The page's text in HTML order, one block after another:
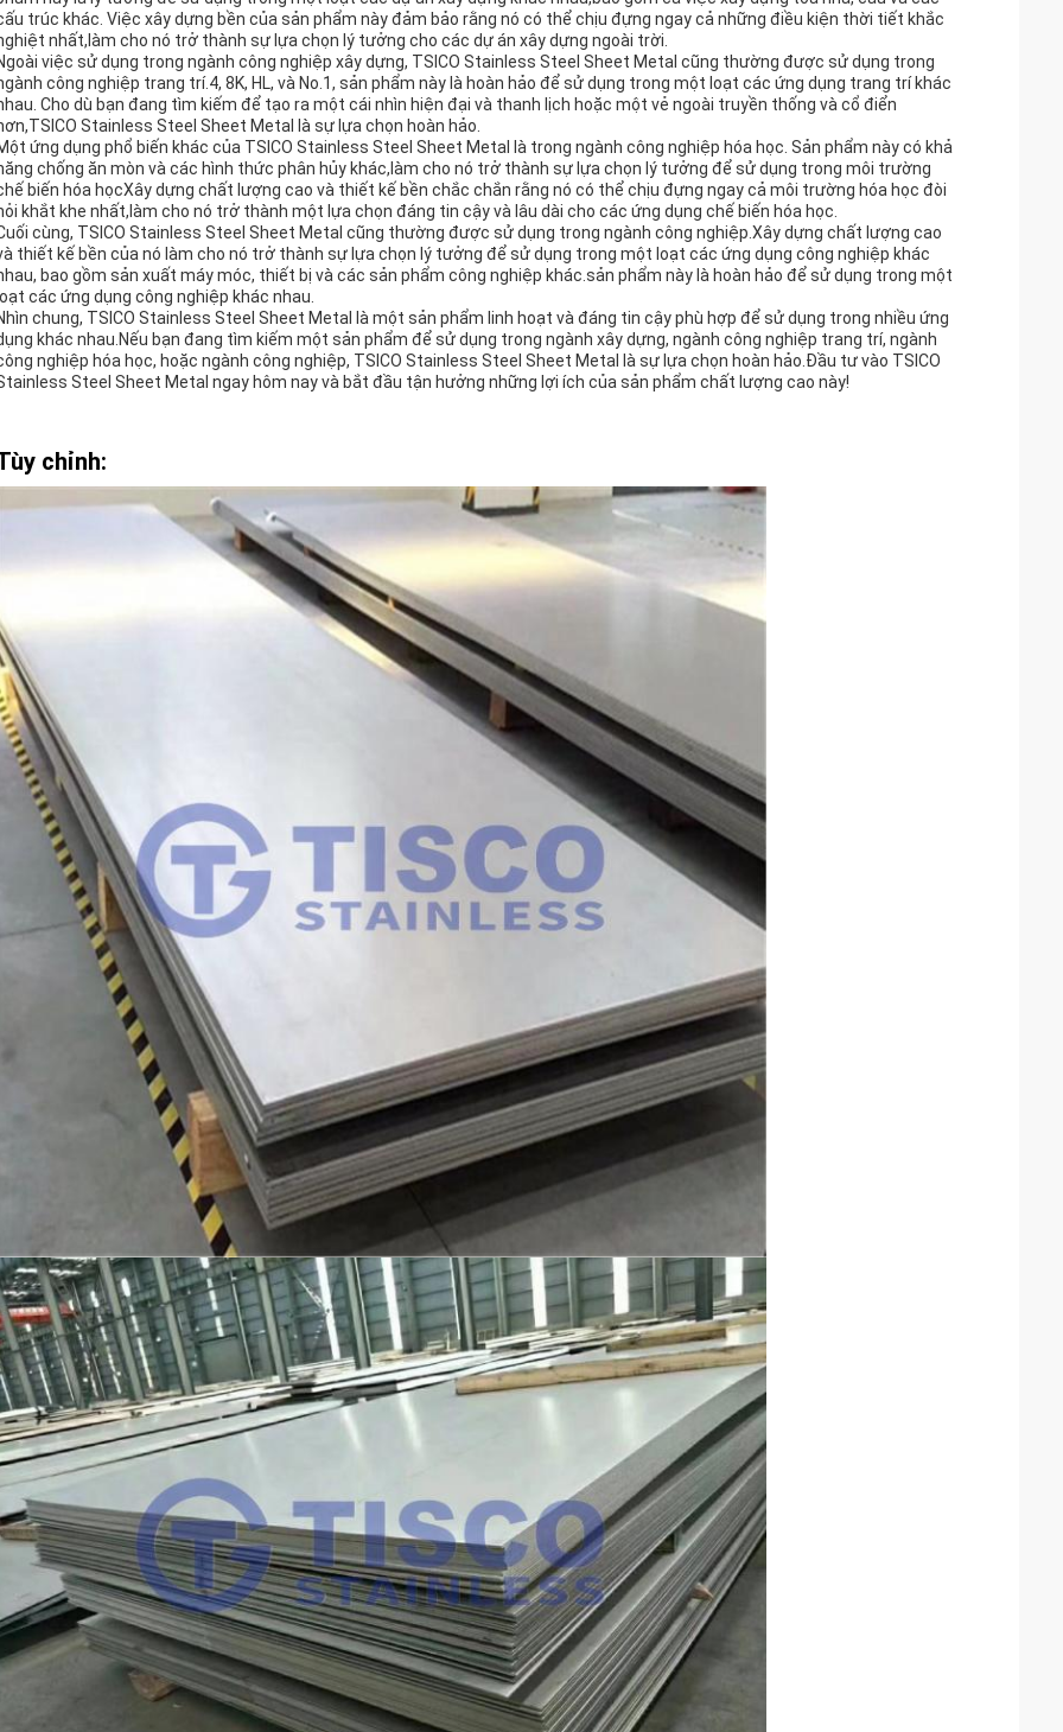
trúc khác. Việc xây dựng bền của sản phẩm này đảm bảo rằng nó có thể chịu đựng ngay cả những điều kiện thời tiết khắc
nhất,làm cho nó trở thành sự lựa chọn lý tưởng cho các dự án xây dựng ngoài trời.
việc sử dụng trong ngành công nghiệp xây dựng, TSICO Stainless Steel Sheet Metal cũng thường được sử dụng trong
công nghiệp trang trí.4, 8K, HL, và No.1, sản phẩm này là hoàn hảo để sử dụng trong một loạt các ứng dụng trang trí khác
Cho dù bạn đang tìm kiếm để tạo ra một cái nhìn hiện đại và thanh lịch hoặc một vẻ ngoài truyền thống và cổ điển
Stainless Steel Sheet Metal là sự lựa chọn hoàn hảo.
ứng dụng phổ biến khác của TSICO Stainless Steel Sheet Metal là trong ngành công nghiệp hóa học. Sản phẩm này có khả
chống ăn mòn và các hình thức phân hủy khác,làm cho nó trở thành sự lựa chọn lý tưởng để sử dụng trong môi trường
biến hóa họcXây dựng chất lượng cao và thiết kế bền chắc chắn rằng nó có thể chịu đựng ngay cả môi trường hóa học đòi
khắt khe nhất,làm cho nó trở thành một lựa chọn đáng tin cậy và lâu dài cho các ứng dụng chế biến hóa học.
cùng, TSICO Stainless Steel Sheet Metal cũng thường được sử dụng trong ngành công nghiệp.Xây dựng chất lượng cao
thiết kế bền của nó làm cho nó trở thành sự lựa chọn lý tưởng để sử dụng trong một loạt các ứng dụng công nghiệp khác
bao gồm sản xuất máy móc, thiết bị và các sản phẩm công nghiệp khác.sản phẩm này là hoàn hảo để sử dụng trong một
loạt các ứng dụng công nghiệp khác nhau.
chung, TSICO Stainless Steel Sheet Metal là một sản phẩm linh hoạt và đáng tin cậy phù hợp để sử dụng trong nhiều ứng
khác nhau.Nếu bạn đang tìm kiếm một sản phẩm để sử dụng trong ngành xây dựng, ngành công nghiệp trang trí, ngành
nghiệp hóa học, hoặc ngành công nghiệp, TSICO Stainless Steel Sheet Metal là sự lựa chọn hoàn hảo.Đầu tư vào TSICO
Steel Sheet Metal ngay hôm nay và bắt đầu tận hưởng những lợi ích của sản phẩm chất lượng cao này!
chỉnh: